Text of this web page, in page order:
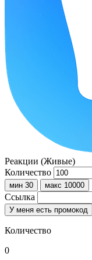
Реакции (Живые)
Количество
мин 30 макс 10000
Ссылка
У меня есть промокод
Количество
0